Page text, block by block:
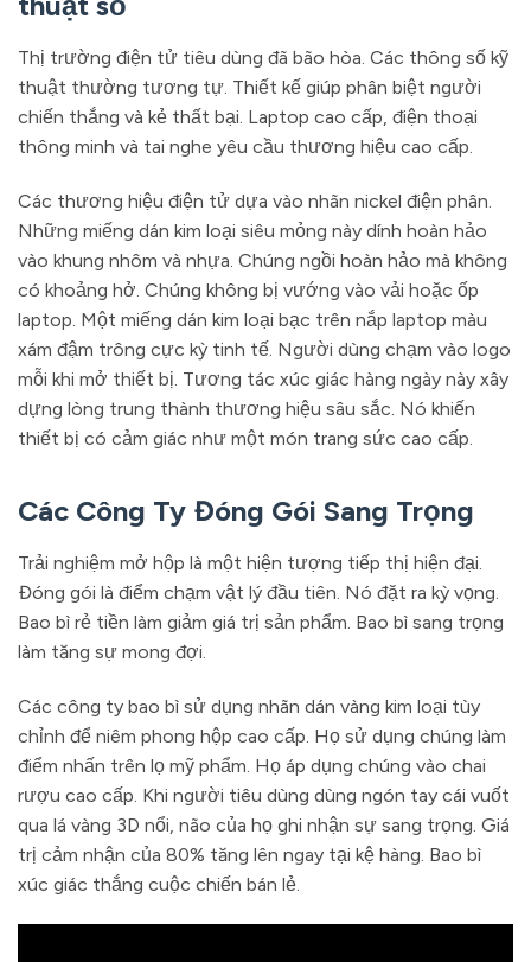
Thị trường điện tử tiêu dùng đã bão hòa. Các thông số kỹ
thuật thường tương tự. Thiết kế giúp phân biệt người
chiến thắng và kẻ thất bại. Laptop cao cấp, điện thoại
thông minh và tai nghe yêu cầu thương hiệu cao cấp.
Các thương hiệu điện tử dựa vào nhãn nickel điện phân.
Những miếng dán kim loại siêu mỏng này dính hoàn hảo
vào khung nhôm và nhựa. Chúng ngồi hoàn hảo mà không
có khoảng hở. Chúng không bị vướng vào vải hoặc ốp
laptop. Một miếng dán kim loại bạc trên nắp laptop màu
xám đậm trông cực kỳ tinh tế. Người dùng chạm vào logo
mỗi khi mở thiết bị. Tương tác xúc giác hàng ngày này xây
dựng lòng trung thành thương hiệu sâu sắc. Nó khiến
thiết bị có cảm giác như một món trang sức cao cấp.
Các Công Ty Đóng Gói Sang Trọng
Trải nghiệm mở hộp là một hiện tượng tiếp thị hiện đại.
Đóng gói là điểm chạm vật lý đầu tiên. Nó đặt ra kỳ vọng.
Bao bì rẻ tiền làm giảm giá trị sản phẩm. Bao bì sang trọng
làm tăng sự mong đợi.
Các công ty bao bì sử dụng nhãn dán vàng kim loại tùy
chỉnh để niêm phong hộp cao cấp. Họ sử dụng chúng làm
điểm nhấn trên lọ mỹ phẩm. Họ áp dụng chúng vào chai
rượu cao cấp. Khi người tiêu dùng dùng ngón tay cái vuốt
qua lá vàng 3D nổi, não của họ ghi nhận sự sang trọng. Giá
trị cảm nhận của 80% tăng lên ngay tại kệ hàng. Bao bì
xúc giác thắng cuộc chiến bán lẻ.